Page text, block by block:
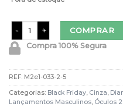
Óculos 2 em 1 Clip-OnCOMPRAR
Compra 100% Segura
REF: M2e1-033-2-5
Categorias: Black Friday, Cinza,
Lançamentos Masculinos, Óculos